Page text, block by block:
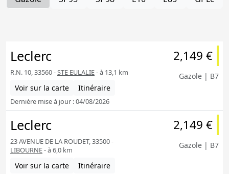
Leclerc
R.N. 10, 33560 -STE EULALIE- à 13,1 km
Voir sur la carte Itinéraire
Dernière mise à jour : 04/08/2026
2,149 €
Gazole | B7
Leclerc
23 AVENUE DE LA ROUDET, 33500 -
LIBOURNE- à 6,0 km
Voir sur la carte Itinéraire
2,149 €
Gazole | B7